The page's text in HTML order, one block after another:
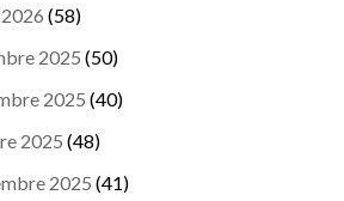
(58)
2025 (50)
2025 (40)
2025 (48)
2025 (41)